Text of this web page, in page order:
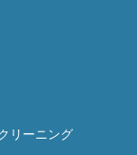
リーニング